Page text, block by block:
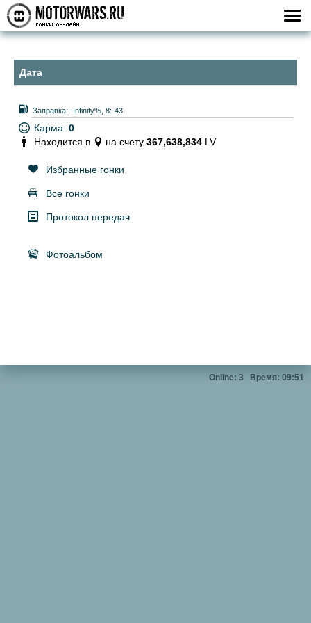
Дата
Заправка: -Infinity%, 8:-43
Карма: 0
Находится в
на счету 367,638,834 LV
Избранные гонки
Все гонки
Протокол передач
Фотоальбом
Online: 3 Время: 09:51